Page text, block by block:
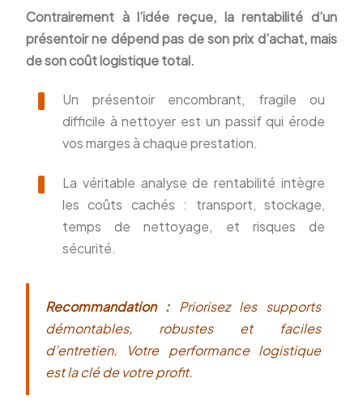
Contrairement à l’idée reçue, la rentabilité d’un
présentoir ne dépend pas de son prix d’achat, mais
de son coût logistique total.
Un présentoir encombrant, fragile ou
difficile à nettoyer est un passif qui érode
vos marges à chaque prestation.
La véritable analyse de rentabilité intègre
les coûts cachés : transport, stockage,
temps de nettoyage, et risques de
sécurité.
Recommandation :Priorisez les supports
démontables, robustes et faciles
d’entretien. Votre performance logistique
est la clé de votre profit.